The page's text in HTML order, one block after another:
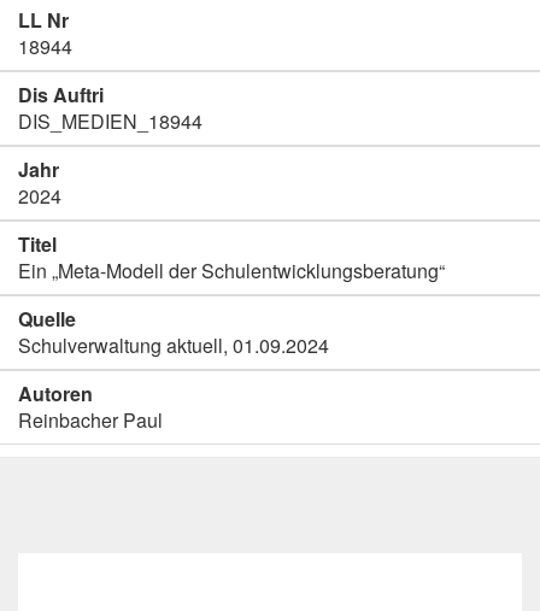
LL Nr
18944
Dis Auftri
DIS_MEDIEN_18944
Jahr
2024
Titel
Ein „Meta-Modell der Schulentwicklungsberatung“
Quelle
Schulverwaltung aktuell, 01.09.2024
Autoren
Reinbacher Paul